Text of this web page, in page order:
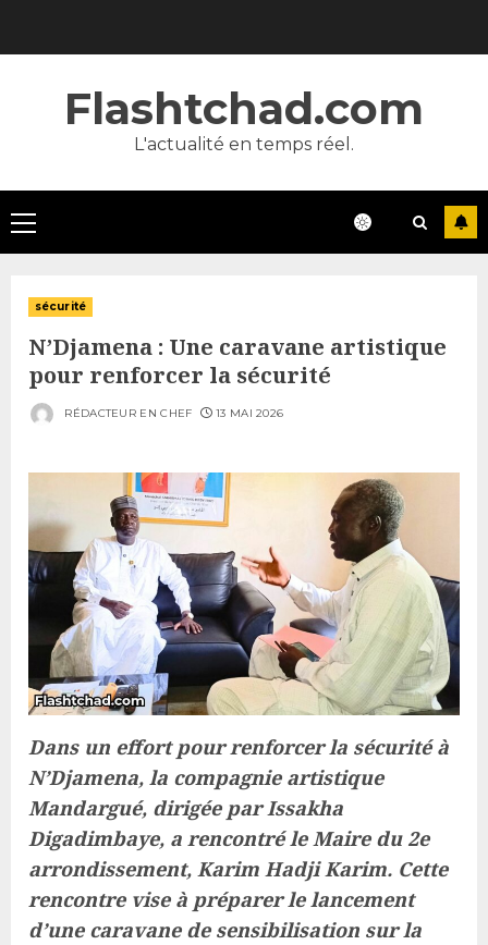
Flashtchad.com
L'actualité en temps réel.
Primary
Menu
sécurité
N’Djamena : Une caravane artistique
pour renforcer la sécurité
RÉDACTEUR EN CHEF 13 MAI 2026
Dans un effort pour renforcer la sécurité à
N’Djamena, la compagnie artistique
Mandargué, dirigée par Issakha
Digadimbaye, a rencontré le Maire du 2e
arrondissement, Karim Hadji Karim. Cette
rencontre vise à préparer le lancement
d’une caravane de sensibilisation sur la